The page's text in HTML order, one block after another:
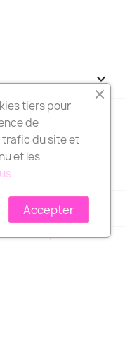

tiers pour
de
trafic du site et
et les
Accepter